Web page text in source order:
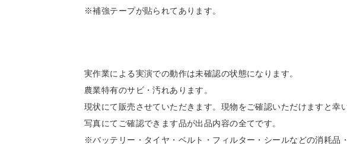
※補強テープが貼られてあります。
実作業による実演での動作は未確認の状態になります。
農業特有のサビ・汚れあります。
現状にて販売させていただきます。現物をご確認いただけますと幸い
写真にてご確認できます品が出品内容の全てです。
※バッテリー・タイヤ・ベルト・フィルター・シールなどの消耗品